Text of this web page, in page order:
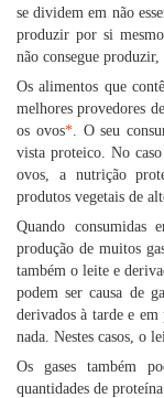
se dividem em não
produzir por si
não consegue
Os alimentos que
melhores provedores
os ovos*. O seu
vista proteico. No
ovos, a nutrição
produtos vegetais de
Quando consumidas
produção de muitos
também o leite e
podem ser causa de
derivados à tarde e em
nada. Nestes casos, o
Os gases também
quantidades de